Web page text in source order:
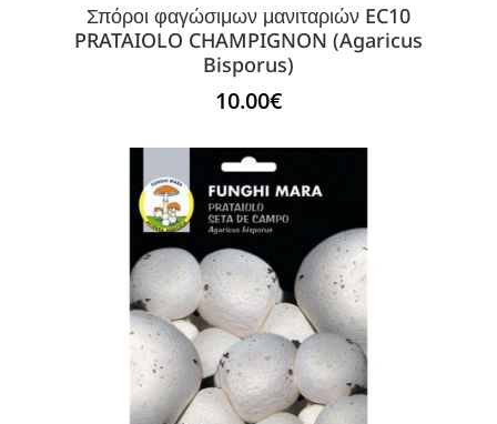
Σπόροι φαγώσιμων μανιταριών EC10
PRATAIOLO CHAMPIGNON (Agaricus
Bisporus)
10.00€